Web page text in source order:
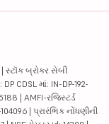
| સ્ટૉક બ્રોકર સેબી
CDSL માં: IN-DP-192-
| AMFI-રજિસ્ટર્ડ
| પ્રારંભિક નોંધણીની